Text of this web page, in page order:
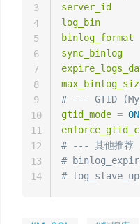
server_id
log_bin
binlog_format
sync_binlog
# --- GTID
gtid_mode = ON
# --- 其他推
#
#
3
4
5
6
7
8
9
10
11
12
13
14